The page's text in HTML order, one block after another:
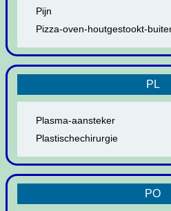
Pijn
Pizza-oven-houtgestookt-
PL
Plasma-aansteker
Plastischechirurgie
PO